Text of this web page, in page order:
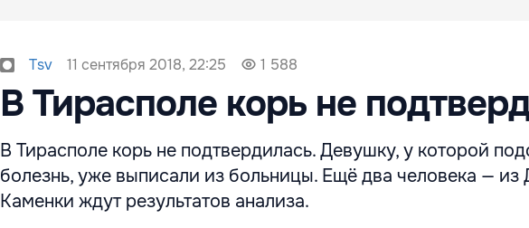
Tsv 11 сентября 2018, 22:25 1 588
В Тирасполе корь не
В Тирасполе корь не подтвердилась. Девушку, у которой
болезнь, уже выписали из больницы. Ещё два человека — из
Каменки ждут результатов анализа.